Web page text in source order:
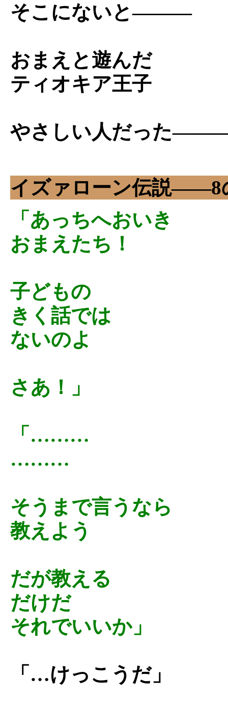
そこにないと―――
おまえと遊んだ
ティオキア王子
やさしい人だった
イズァローン伝説
「あっちへおいき
おまえたち！
子どもの
きく話では
ないのよ
さあ！」
「………
………
そうまで言うなら
教えよう
だが教える
だけだ
それでいいか」
「…けっこうだ」